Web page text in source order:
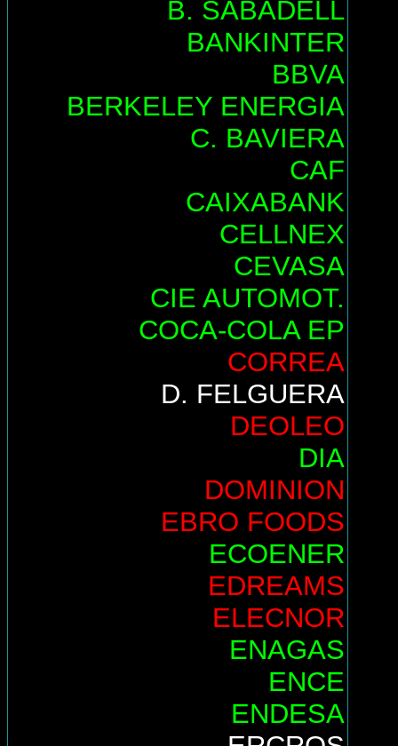
B. SABADELL
BANKINTER
BBVA
BERKELEY ENERGIA
C. BAVIERA
CAF
CAIXABANK
CELLNEX
CEVASA
CIE AUTOMOT.
COCA-COLA EP
CORREA
D. FELGUERA
DEOLEO
DIA
DOMINION
EBRO FOODS
ECOENER
EDREAMS
ELECNOR
ENAGAS
ENCE
ENDESA